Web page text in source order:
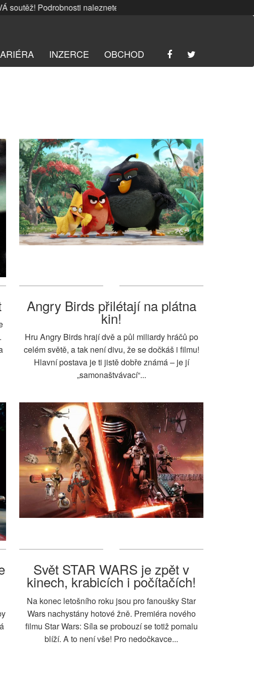
nalezneteZDE. | SRPNOVÁ soutěž! Podrobnosti
INZERCE OBCHOD
Angry Birds přilétají na plátna
kin!
Hru Angry Birds hrají dvě a půl miliardy hráčů po
celém světě, a tak není divu, že se dočkáš i filmu!
Hlavní postava je ti jistě dobře známá – je jí
„samonaštvávací“...
Svět STAR WARS je zpět v
kinech, krabicích i počítačích!
Na konec letošního roku jsou pro fanoušky Star
Wars nachystány hotové žně. Premiéra nového
filmu Star Wars: Síla se probouzí se totiž pomalu
blíží. A to není vše! Pro nedočkavce...